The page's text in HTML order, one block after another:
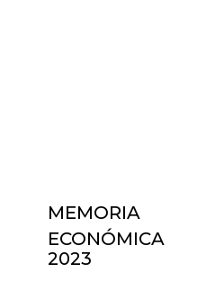
MEMORIA
ECONÓMICA
2023